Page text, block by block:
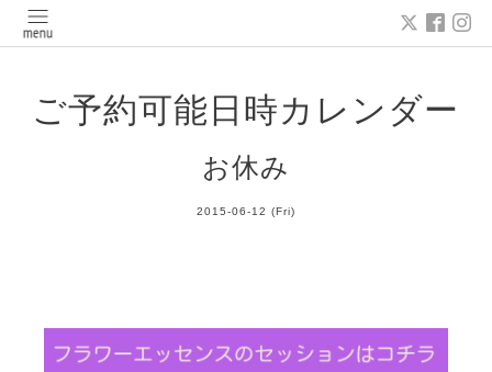
ご予約可能日時カレンダー
お休み
2015-06-12 (Fri)